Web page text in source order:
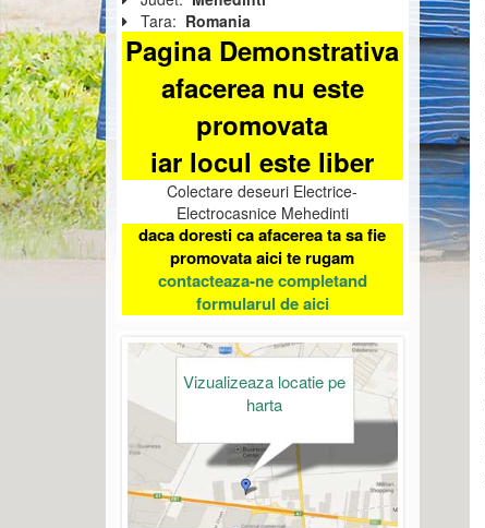
Tara: Romania
Pagina Demonstrativa
afacerea nu este
promovata
iar locul este liber
Colectare deseuri Electrice-
Electrocasnice Mehedinti
daca doresti ca afacerea ta sa fie
promovata aici te rugam
contacteaza-ne completand
formularul de aici
Vizualizeaza locatie pe
harta